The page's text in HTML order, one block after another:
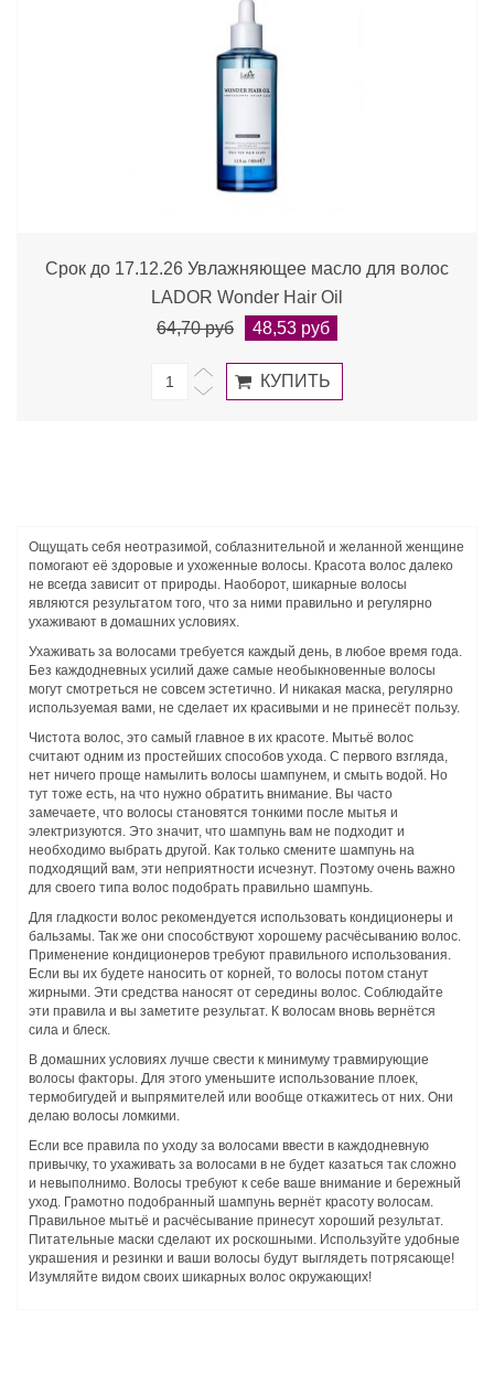
Срок до 17.12.26 Увлажняющее масло для волос
LADOR Wonder Hair Oil
64,70 руб
48,53 руб
Ощущать себя неотразимой, соблазнительной и желанной женщине
помогают её здоровые и ухоженные волосы. Красота волос далеко
не всегда зависит от природы. Наоборот, шикарные волосы
являются результатом того, что за ними правильно и регулярно
ухаживают в домашних условиях.
Ухаживать за волосами требуется каждый день, в любое время года.
Без каждодневных усилий даже самые необыкновенные волосы
могут смотреться не совсем эстетично. И никакая маска, регулярно
используемая вами, не сделает их красивыми и не принесёт пользу.
Чистота волос, это самый главное в их красоте. Мытьё волос
считают одним из простейших способов ухода. С первого взгляда,
нет ничего проще намылить волосы шампунем, и смыть водой. Но
тут тоже есть, на что нужно обратить внимание. Вы часто
замечаете, что волосы становятся тонкими после мытья и
электризуются. Это значит, что шампунь вам не подходит и
необходимо выбрать другой. Как только смените шампунь на
подходящий вам, эти неприятности исчезнут. Поэтому очень важно
для своего типа волос подобрать правильно шампунь.
Для гладкости волос рекомендуется использовать кондиционеры и
бальзамы. Так же они способствуют хорошему расчёсыванию волос.
Применение кондиционеров требуют правильного использования.
Если вы их будете наносить от корней, то волосы потом станут
жирными. Эти средства наносят от середины волос. Соблюдайте
эти правила и вы заметите результат. К волосам вновь вернётся
сила и блеск.
В домашних условиях лучше свести к минимуму травмирующие
волосы факторы. Для этого уменьшите использование плоек,
термобигудей и выпрямителей или вообще откажитесь от них. Они
делаю волосы ломкими.
Если все правила по уходу за волосами ввести в каждодневную
привычку, то ухаживать за волосами в не будет казаться так сложно
и невыполнимо. Волосы требуют к себе ваше внимание и бережный
уход. Грамотно подобранный шампунь вернёт красоту волосам.
Правильное мытьё и расчёсывание принесут хороший результат.
Питательные маски сделают их роскошными. Используйте удобные
украшения и резинки и ваши волосы будут выглядеть потрясающе!
Изумляйте видом своих шикарных волос окружающих!